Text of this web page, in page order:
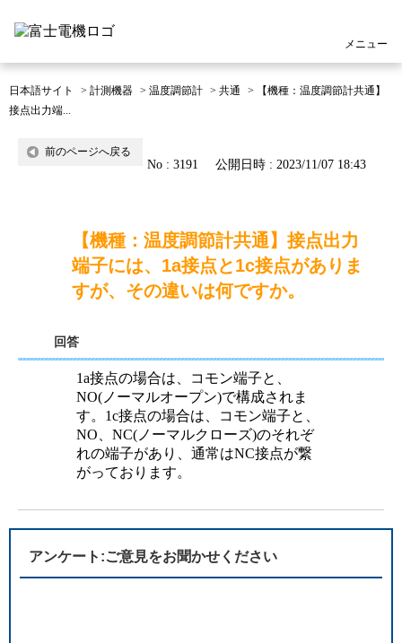
メニュー
日本語サイト > 計測機器 > 温度調節計 > 共通 >
【機種：温度調節計共通】
接点出力端...
前のページへ戻る
No : 3191 公開日時 : 2023/11/07 18:43
【機種：温度調節計共通】接点出力
端子には、1a接点と1c接点がありま
すが、その違いは何ですか。
回答
1a接点の場合は、コモン端子と、
NO(ノーマルオープン)で構成されま
す。1c接点の場合は、コモン端子と、
NO、NC(ノーマルクローズ)のそれぞ
れの端子があり、通常はNC接点が繋
がっております。
アンケート:ご意見をお聞かせください